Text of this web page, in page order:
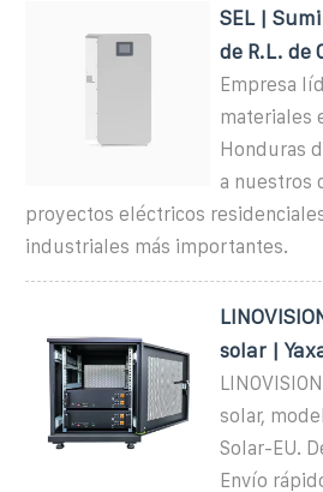
SEL |
de R.L. de
Empresa
materiales
Honduras
a nuestros
proyectos eléctricos
industriales más importantes.
solar |
solar,
Solar-EU.
Envío